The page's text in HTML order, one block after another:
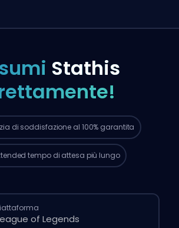
Stathis
di soddisfazione al 100% garantita
verrà assegnato
a questo booster,
lunghi rispetto a quando fai un ordine
dal sito.
tempo di attesa più lungo